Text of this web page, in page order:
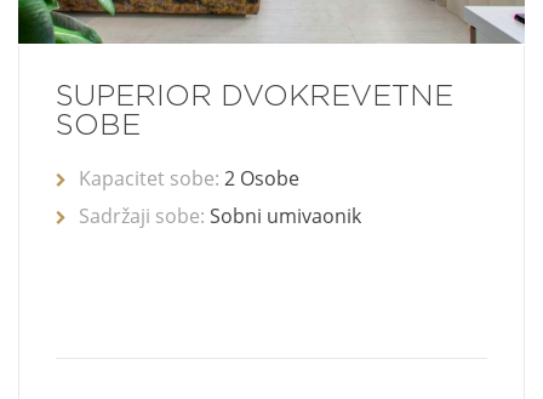
SUPERIOR DVOKREVETNE
SOBE
Kapacitet sobe: 2 Osobe
Sadržaji sobe: Sobni umivaonik